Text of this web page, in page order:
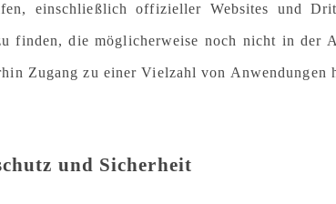
einschließlich offizieller Websites und
finden, die möglicherweise noch nicht in der
Zugang zu einer Vielzahl von Anwendungen
und Sicherheit